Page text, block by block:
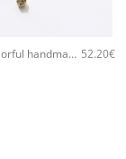
5715F Colorful handmade small χειροποίητα σκουλαρίκια Catherine bijoux Μαύρο 52.20€